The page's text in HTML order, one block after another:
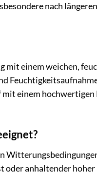
nach
einem weichen,
einem
anhaltender